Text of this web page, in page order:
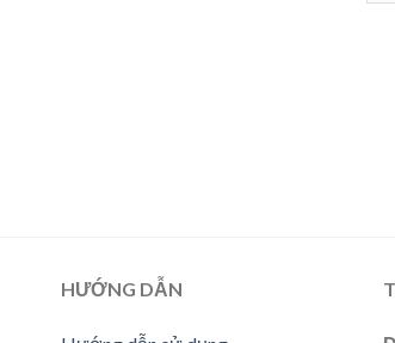
HƯỚNG DẪN